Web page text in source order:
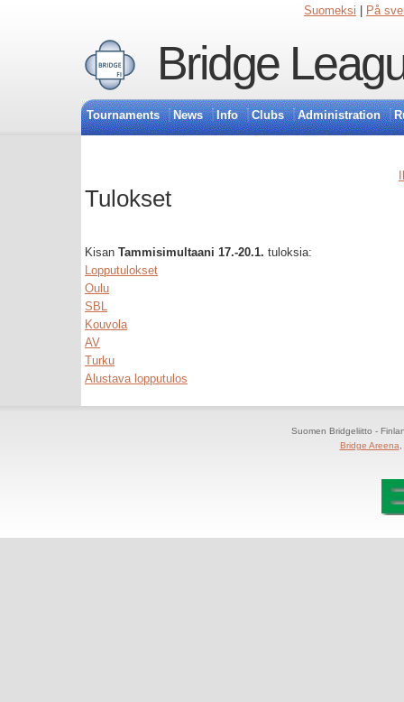
Suomeksi På
Bridge
Tournaments News Info Clubs Administration
Tulokset
Kisan Tammisimultaani 17.-20.1. tuloksia:
Lopputulokset
Oulu
SBL
Kouvola
AV
Turku
Alustava lopputulos
Suomen Bridgeliitto -
Bridge Areena